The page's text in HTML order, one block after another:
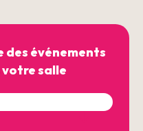
des événements
votre salle